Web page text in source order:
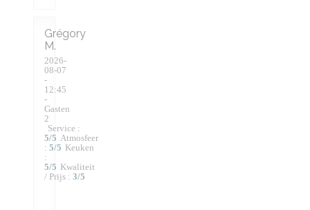
Grégory
M
2026-
08-07
-
12:45
-
Gasten
2
Service :
5/5 Atmosfeer
: 5/5 Keuken
:
5/5 Kwaliteit
/ Prijs : 3/5